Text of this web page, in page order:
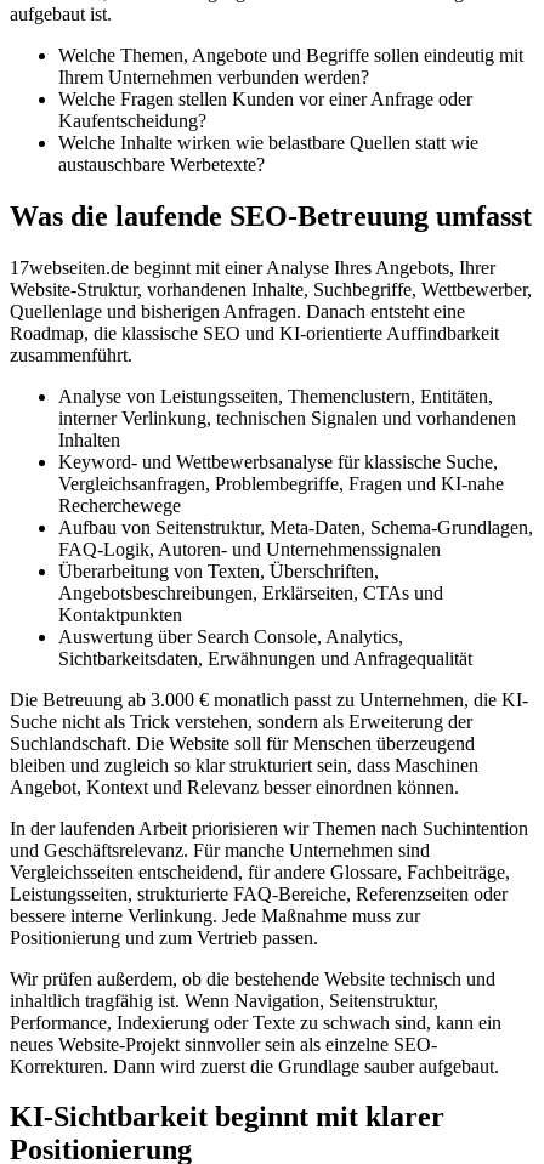
aufgebaut ist.
Welche Themen, Angebote und Begriffe sollen eindeutig mit
Ihrem Unternehmen verbunden werden?
Welche Fragen stellen Kunden vor einer Anfrage oder
Kaufentscheidung?
Welche Inhalte wirken wie belastbare Quellen statt wie
austauschbare Werbetexte?
Was die laufende SEO-Betreuung umfasst
17webseiten.de beginnt mit einer Analyse Ihres Angebots, Ihrer
Website-Struktur, vorhandenen Inhalte, Suchbegriffe, Wettbewerber,
Quellenlage und bisherigen Anfragen. Danach entsteht eine
Roadmap, die klassische SEO und KI-orientierte Auffindbarkeit
zusammenführt.
Analyse von Leistungsseiten, Themenclustern, Entitäten,
interner Verlinkung, technischen Signalen und vorhandenen
Inhalten
Keyword- und Wettbewerbsanalyse für klassische Suche,
Vergleichsanfragen, Problembegriffe, Fragen und KI-nahe
Recherchewege
Aufbau von Seitenstruktur, Meta-Daten, Schema-Grundlagen,
FAQ-Logik, Autoren- und Unternehmenssignalen
Überarbeitung von Texten, Überschriften,
Angebotsbeschreibungen, Erklärseiten, CTAs und
Kontaktpunkten
Auswertung über Search Console, Analytics,
Sichtbarkeitsdaten, Erwähnungen und Anfragequalität
Die Betreuung ab 3.000 € monatlich passt zu Unternehmen, die KI-
Suche nicht als Trick verstehen, sondern als Erweiterung der
Suchlandschaft. Die Website soll für Menschen überzeugend
bleiben und zugleich so klar strukturiert sein, dass Maschinen
Angebot, Kontext und Relevanz besser einordnen können.
In der laufenden Arbeit priorisieren wir Themen nach Suchintention
und Geschäftsrelevanz. Für manche Unternehmen sind
Vergleichsseiten entscheidend, für andere Glossare, Fachbeiträge,
Leistungsseiten, strukturierte FAQ-Bereiche, Referenzseiten oder
bessere interne Verlinkung. Jede Maßnahme muss zur
Positionierung und zum Vertrieb passen.
Wir prüfen außerdem, ob die bestehende Website technisch und
inhaltlich tragfähig ist. Wenn Navigation, Seitenstruktur,
Performance, Indexierung oder Texte zu schwach sind, kann ein
neues Website-Projekt sinnvoller sein als einzelne SEO-
Korrekturen. Dann wird zuerst die Grundlage sauber aufgebaut.
KI-Sichtbarkeit beginnt mit klarer
Positionierung